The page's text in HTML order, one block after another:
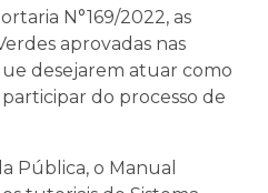
N°169/2022, as
aprovadas nas
desejarem atuar como
participar do processo de
Pública, o Manual